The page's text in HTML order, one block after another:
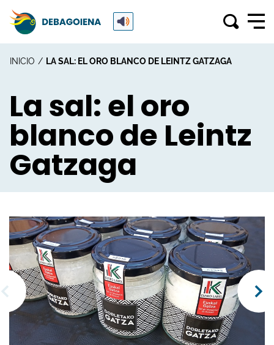
INICIO LA SAL: EL ORO BLANCO DE LEINTZ GATZAGA
La sal: el oro
blanco de Leintz
Gatzaga